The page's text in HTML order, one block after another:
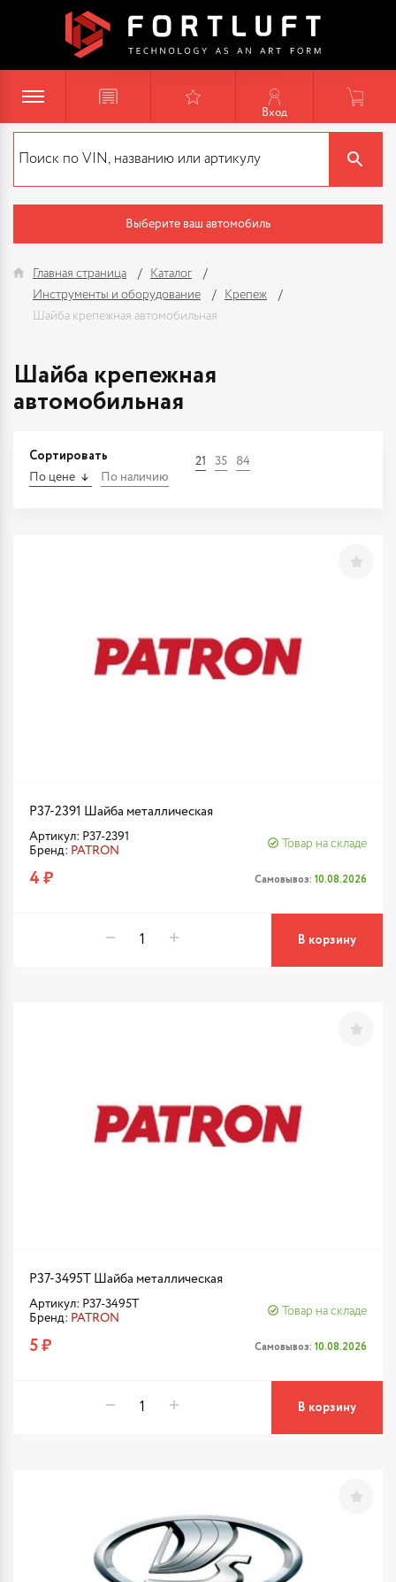
Вход
Выберите ваш автомобиль
Главная страница
Каталог
Инструменты и оборудование
Крепеж
Шайба крепежная автомобильная
Шайба крепежная
автомобильная
Сортировать
По цене По наличию
21 35 84
P37-2391 Шайба металлическая
Артикул: P37-2391
Бренд: PATRON
Товар на складе
4 ₽ Самовывоз: 10.08.2026
В корзину
P37-3495T Шайба металлическая
Артикул: P37-3495T
Бренд: PATRON
Товар на складе
5 ₽ Самовывоз: 10.08.2026
В корзину